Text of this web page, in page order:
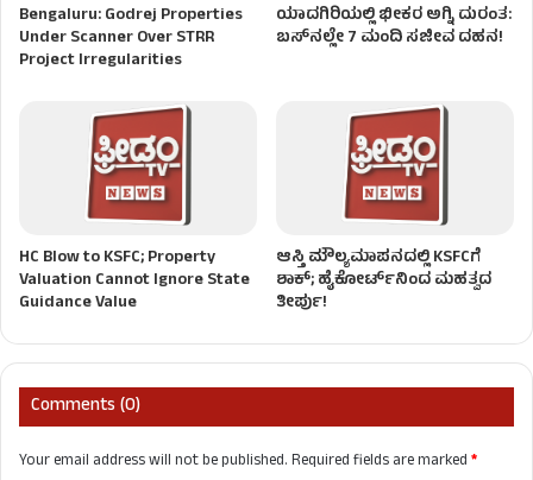
Bengaluru: Godrej Properties
Under Scanner Over STRR
Project Irregularities
ಯಾದಗಿರಿಯಲ್ಲಿ ಭೀಕರ ಅಗ್ನಿ ದುರಂತ:
ಬಸ್‌ನಲ್ಲೇ 7 ಮಂದಿ ಸಜೀವ ದಹನ!
HC Blow to KSFC; Property
Valuation Cannot Ignore State
Guidance Value
ಆಸ್ತಿ ಮೌಲ್ಯಮಾಪನದಲ್ಲಿ KSFCಗೆ
ಶಾಕ್; ಹೈಕೋರ್ಟ್‌ನಿಂದ ಮಹತ್ವದ
ತೀರ್ಪು!
Comments (0)
Your email address will not be published.Required fields are marked*